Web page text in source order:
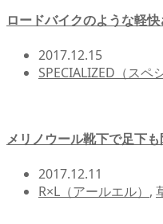
ロードバイクのような軽
2017.12.15
SPECIALIZED（スペ
メリノウール靴下で足下
2017.12.11
R×L（アールエル） ,